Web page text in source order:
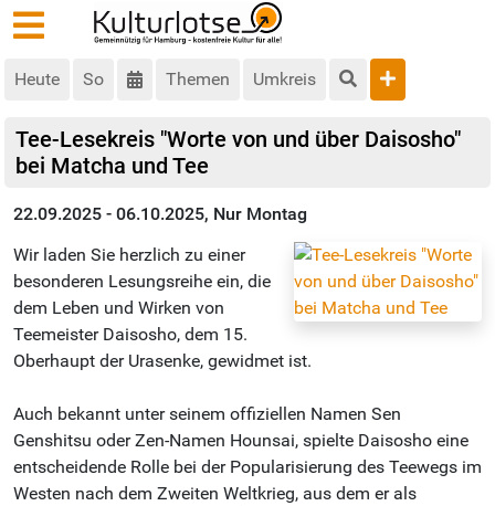
Heute So Themen Umkreis
Tee-Lesekreis "Worte von und über Daisosho"
bei Matcha und Tee
22.09.2025 - 06.10.2025, Nur Montag
Wir laden Sie herzlich zu einer
besonderen Lesungsreihe ein, die
dem Leben und Wirken von
Teemeister Daisosho, dem 15.
Oberhaupt der Urasenke, gewidmet ist.
Auch bekannt unter seinem offiziellen Namen Sen
Genshitsu oder Zen-Namen Hounsai, spielte Daisosho eine
entscheidende Rolle bei der Popularisierung des Teewegs im
Westen nach dem Zweiten Weltkrieg, aus dem er als